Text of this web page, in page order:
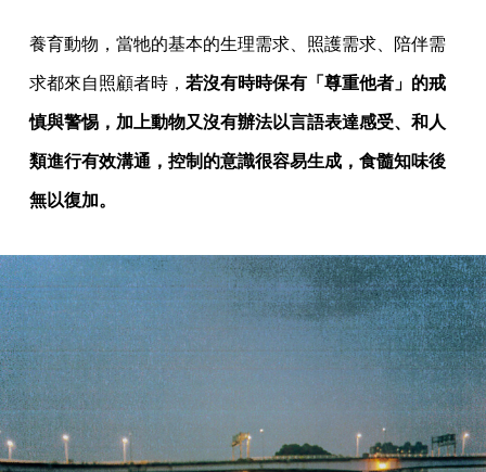
養育動物，當牠的基本的生理需求、照護需求、陪伴需
求都來自照顧者時， 若沒有時時保有「尊重他者」的戒
慎與警惕，加上動物又沒有辦法以言語表達感受、和人
類進行有效溝通，控制的意識很容易生成，食髓知味後
無以復加。